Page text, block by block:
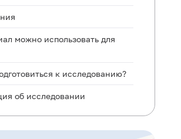
можно использовать для
к исследованию?
об исследовании
исследование?